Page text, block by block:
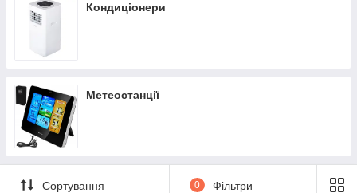
Кондиціонери
Метеостанції
Сортування 0 Фільтри